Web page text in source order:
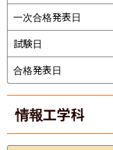
一次合格発表日
試験日
合格発表日
情報工学科